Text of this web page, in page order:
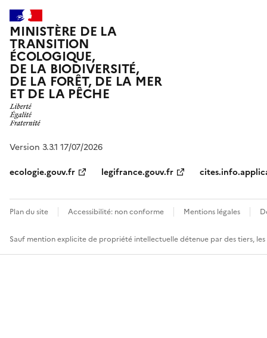
MINISTÈRE DE LA
TRANSITION
ÉCOLOGIQUE,
DE LA BIODIVERSITÉ,
DE LA FORÊT, DE LA MER
ET DE LA PÊCHE
Version 3.3.1 17/07/2026
ecologie.gouv.fr
legifrance.gouv.fr
Plan du site Accessibilité: non conforme Mentions légales
Sauf mention explicite de propriété intellectuelle détenue par des tiers,